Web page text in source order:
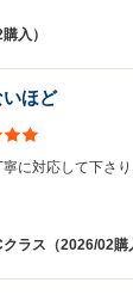
入）
ほど
に対応して下さ
ラス（2026/02購